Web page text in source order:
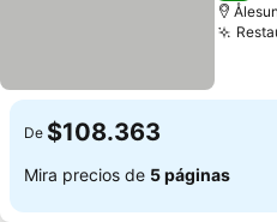
De $108.363
Mira precios de 5 páginas